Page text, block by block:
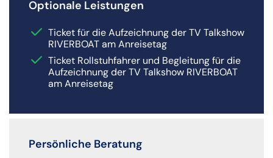
Optionale Leistungen
Ticket für die Aufzeichnung der TV Talkshow
RIVERBOAT am Anreisetag
Ticket Rollstuhfahrer und Begleitung für die
Aufzeichnung der TV Talkshow RIVERBOAT
am Anreisetag
Persönliche Beratung